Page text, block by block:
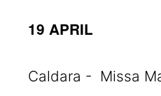
19 APRIL
Caldara - Missa